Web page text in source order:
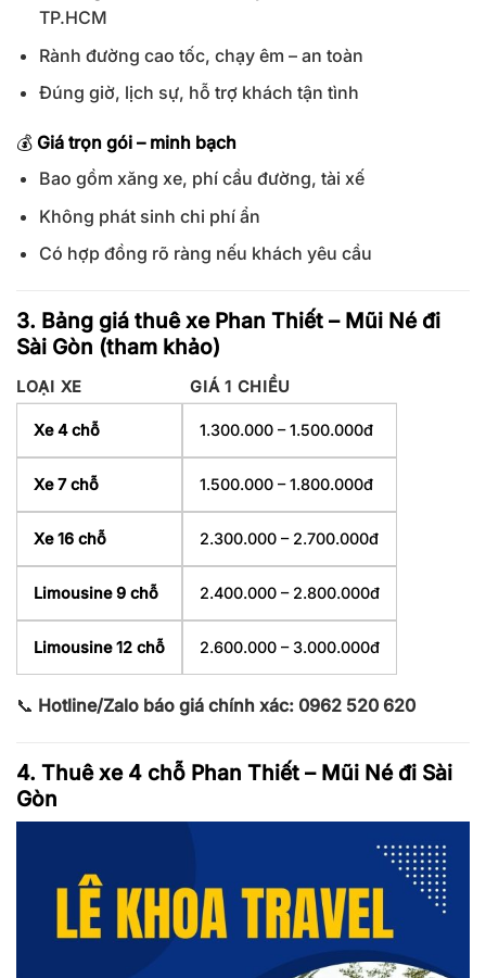
TP.HCM
Rành đường cao tốc, chạy êm – an toàn
Đúng giờ, lịch sự, hỗ trợ khách tận tình
💰 Giá trọn gói – minh bạch
Bao gồm xăng xe, phí cầu đường, tài xế
Không phát sinh chi phí ẩn
Có hợp đồng rõ ràng nếu khách yêu cầu
3. Bảng giá thuê xe Phan Thiết – Mũi Né đi
Sài Gòn (tham khảo)
LOẠI XE GIÁ 1 CHIỀU
Xe 4 chỗ 1.300.000 – 1.500.000đ
Xe 7 chỗ 1.500.000 – 1.800.000đ
Xe 16 chỗ 2.300.000 – 2.700.000đ
Limousine 9 chỗ 2.400.000 – 2.800.000đ
Limousine 12 chỗ 2.600.000 – 3.000.000đ
📞 Hotline/Zalo báo giá chính xác: 0962 520 620
4. Thuê xe 4 chỗ Phan Thiết – Mũi Né đi Sài
Gòn